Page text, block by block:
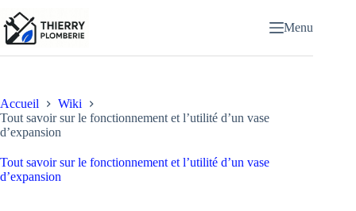
au
contenu
Menu
Accueil
Wiki
Tout savoir sur le fonctionnement et l’utilité d’un vase
d’expansion
Tout savoir sur le fonctionnement et l’utilité d’un vase
d’expansion